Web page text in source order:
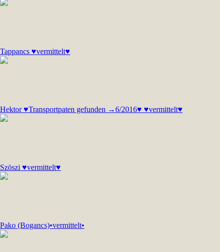
Tappancs ♥vermittelt♥
Hektor ♥Transportpaten gefunden →6/2016♥ ♥vermittelt♥
Szöszi ♥vermittelt♥
Pako (Bogancs)•vermittelt•